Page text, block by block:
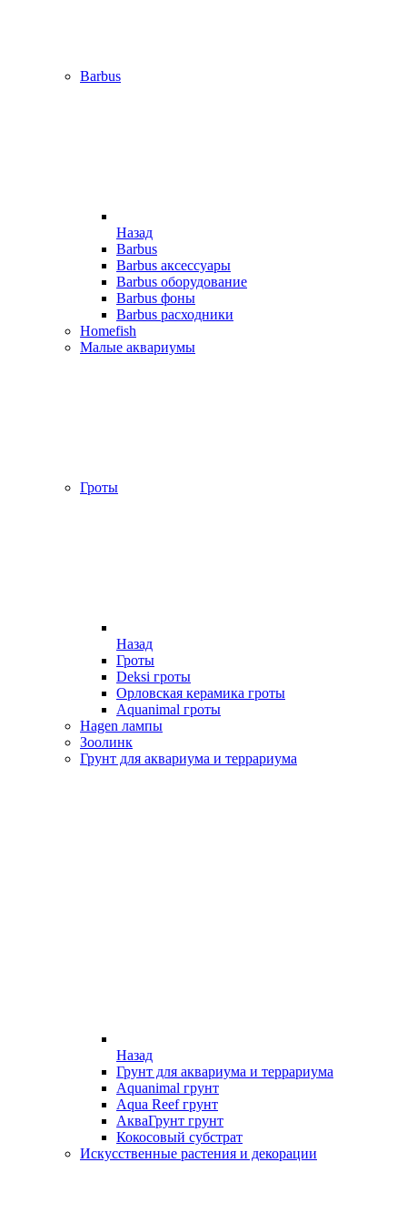
Barbus
Назад
Barbus
Barbus аксессуары
Barbus оборудование
Barbus фоны
Barbus расходники
Homefish
Малые аквариумы
Гроты
Назад
Гроты
Deksi гроты
Орловская керамика гроты
Aquanimal гроты
Hagen лампы
Зоолинк
Грунт для аквариума и террариума
Назад
Грунт для аквариума и террариума
Aquanimal грунт
Aqua Reef грунт
АкваГрунт грунт
Кокосовый субстрат
Искусственные растения и декорации